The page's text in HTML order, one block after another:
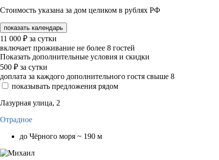
Стоимость указана за дом целиком в рублях РФ
показать календарь
11 000 ₽ за сутки
включает проживание не более 8 гостей
Показать дополнительные условия и скидки
500 ₽ за сутки
доплата за каждого дополнительного гостя свыше 8
показывать предложения рядом
Лазурная улица, 2
Отрадное
до Чёрного моря ~ 190 м